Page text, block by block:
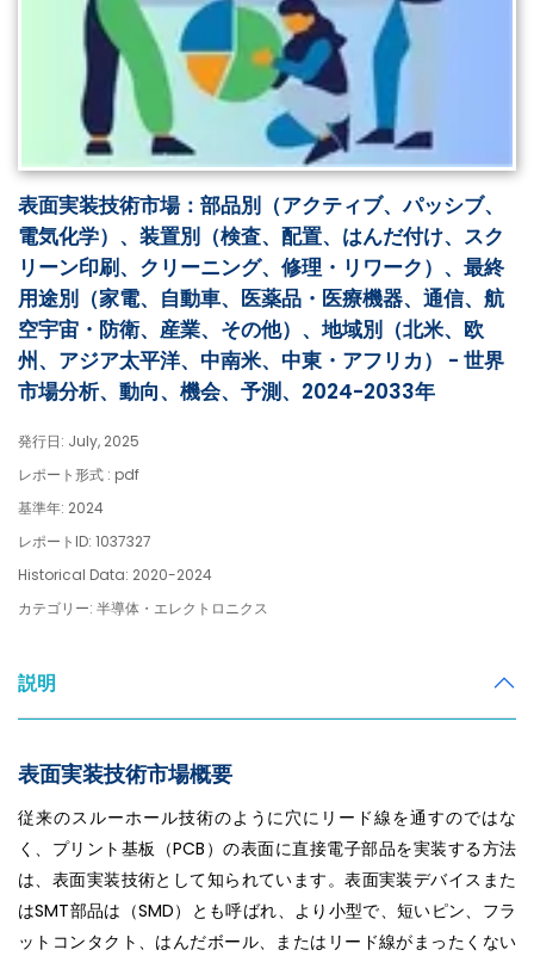
表面実装技術市場：部品別（アクティブ、パッシブ、
電気化学）、装置別（検査、配置、はんだ付け、スク
リーン印刷、クリーニング、修理・リワーク）、最終
用途別（家電、自動車、医薬品・医療機器、通信、航
空宇宙・防衛、産業、その他）、地域別（北米、欧
州、アジア太平洋、中南米、中東・アフリカ） - 世界
市場分析、動向、機会、予測、2024-2033年
発行日: July, 2025
レポート形式 : pdf
基準年: 2024
レポートID: 1037327
Historical Data: 2020-2024
カテゴリー: 半導体・エレクトロニクス
説明
表面実装技術市場概要
従来のスルーホール技術のように穴にリード線を通すのではな
く、プリント基板（PCB）の表面に直接電子部品を実装する方法
は、表面実装技術として知られています。表面実装デバイスまた
はSMT部品は（SMD）とも呼ばれ、より小型で、短いピン、フラ
ットコンタクト、はんだボール、またはリード線がまったくない